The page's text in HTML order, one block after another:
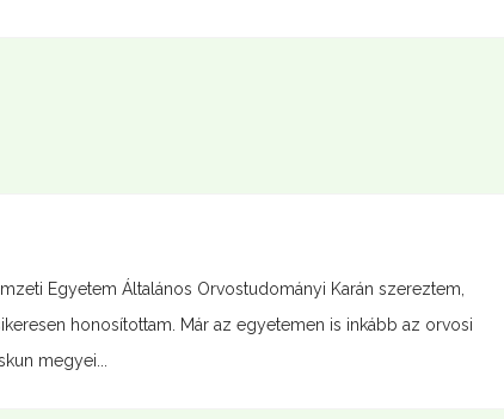
Egyetem Általános Orvostudományi Karán szereztem,
honosítottam. Már az egyetemen is inkább az orvosi
megyei...